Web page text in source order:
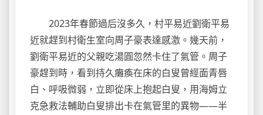
2023年春節過后沒多久，村平易近劉衛平易
近就趕到村衛生室向周子豪表達感激。幾天前，
劉衛平易近的父親吃湯圓忽然卡住了氣管。周子
豪趕到時，看到持久癱瘓在床的白叟曾經面青唇
白、呼吸微弱，立即從床上抱起白叟，用海姆立
克急救法輔助白叟排出卡在氣管里的異物——半